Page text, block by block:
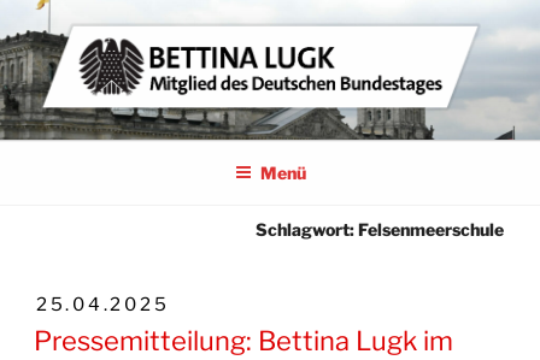
Zum
Inhalt
springen
BETTINA LUGK
MITGLIED DES DEUTSCHEN BUNDESTAGES
Menü
Schlagwort:Felsenmeerschule
VERÖFFENTLICHT
AM
25.04.2025
Pressemitteilung: Bettina Lugk im